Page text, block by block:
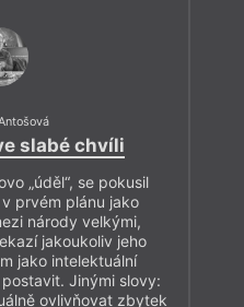
slabé chvíli
„úděl“, se pokusil
prvém plánu jako
národy velkými,
jakoukoliv jeho
jako intelektuální
Jinými slovy:
ovlivňovat zbytek